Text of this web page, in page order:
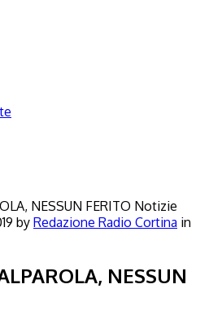
Notizie
by Redazione Radio Cortina in
NESSUN